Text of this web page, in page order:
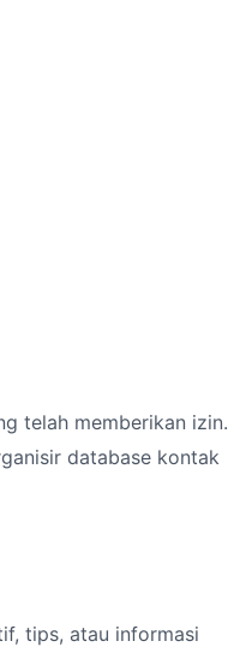
telah memberikan izin.
database kontak
tips, atau informasi